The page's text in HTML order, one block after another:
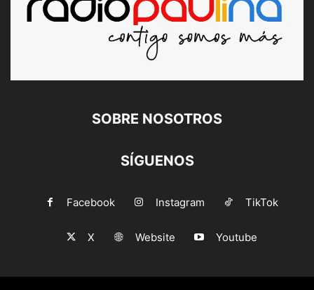
SOBRE NOSOTROS
SÍGUENOS
Facebook Instagram TikTok
X Website Youtube